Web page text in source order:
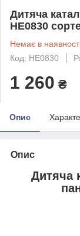
Дитяча
HE0830
Немає в
Код: HE0830
1 260 ₴
Опис
Опис
Дитяча